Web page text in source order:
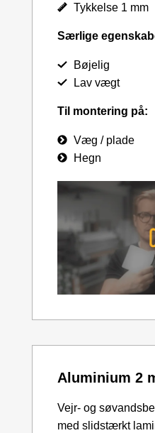
Tykkelse 1 mm
Særlige
Bøjelig
Lav vægt
Til montering på:
Væg / plade
Hegn
Aluminium 2
Vejr- og
med slidstærkt